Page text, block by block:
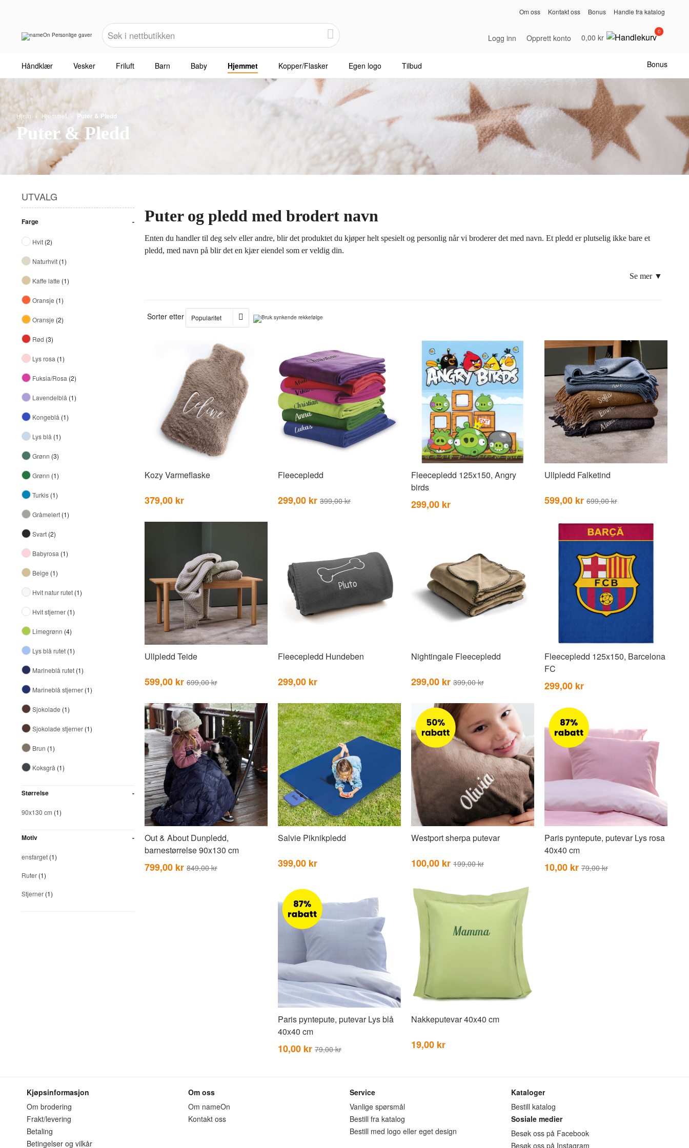
Om oss Kontakt oss Bonus Handle fra katalog
Logg inn Opprett konto 0,00 kr
0
Håndklær Vesker Friluft Barn Baby Hjemmet Kopper/Flasker Egen logo Tilbud Bonus
Hjem › Hjemmet › Puter & Pledd
Puter & Pledd
UTVALG
Farge
Hvit (2)
Naturhvit (1)
Kaffe latte (1)
Oransje (1)
Oransje (2)
Rød (3)
Lys rosa (1)
Fuksia/Rosa (2)
Lavendelblå (1)
Kongeblå (1)
Lys blå (1)
Grønn (3)
Grønn (1)
Turkis (1)
Gråmelert (1)
Svart (2)
Babyrosa (1)
Beige (1)
Hvit natur rutet (1)
Hvit stjerner (1)
Limegrønn (4)
Lys blå rutet (1)
Marineblå rutet (1)
Marineblå stjerner (1)
Sjokolade (1)
Sjokolade stjerner (1)
Brun (1)
Koksgrå (1)
Størrelse
90x130 cm (1)
Motiv
ensfarget (1)
Ruter (1)
Stjerner (1)
Puter og pledd med brodert navn
Enten du handler til deg selv eller andre, blir det produktet du kjøper helt spesielt og personlig når vi broderer det med navn. Et pledd er plutselig ikke bare et
pledd, med navn på blir det en kjær eiendel som er veldig din.
Ikke bare blir gaven til deg selv eller andre mer personlig, den synlige verdien og kvaliteten øker! Du tilkjennegir en spesiell omtanke når du sørger for at navnet
på mottageren er brodert på gaven du gir bort. Og selve broderingen er utført med en silkemyk tråd, som er farget i riktige fargetoner.
Dette er kvalitet som synes.
Et vanlig navn inneholder hundrevis av bittesmå sting. Skriften er rund og klassisk, med bokstaver som «står opp» fra pleddet og gir et nesten tredimensjonalt
inntrykk. ­Nettopp dét at skriften ligger litt oppå, gjør at det er veldig virkningsfullt å benytte nesten samme trådfarge som fargen på pleddet. Obs! All brodering
foregår i våre lokaler på Ryen i Oslo.
Nyhet: Ord og uttrykk!
Tenk deg et lekkert pledd i stuen, brodert med “HOME”. Eller en deilig pute til din bedre halvdel, brodert med “LOVE” eller noe annet koselig! Du bestemmer
hva som skal stå.
Se mer ▼
Sorter etter
Kozy Varmeflaske
379,00 kr
Fleecepledd
299,00 kr 399,00 kr
Fleecepledd 125x150, Angry
birds
299,00 kr
Ullpledd Falketind
599,00 kr 699,00 kr
Ullpledd Teide
599,00 kr 699,00 kr
Fleecepledd Hundeben
299,00 kr
Nightingale Fleecepledd
299,00 kr 399,00 kr
Fleecepledd 125x150, Barcelona
FC
299,00 kr
Out & About Dunpledd,
barnestørrelse 90x130 cm
799,00 kr 849,00 kr
Salvie Piknikpledd
399,00 kr
Westport sherpa putevar
100,00 kr 199,00 kr
Paris pyntepute, putevar Lys rosa
40x40 cm
10,00 kr 79,00 kr
Paris pyntepute, putevar Lys blå
40x40 cm
10,00 kr 79,00 kr
Nakkeputevar 40x40 cm
19,00 kr
Kjøpsinformasjon
Om brodering
Frakt/levering
Betaling
Betingelser og vilkår
Om oss
Om nameOn
Kontakt oss
Service
Vanlige spørsmål
Bestill fra katalog
Bestill med logo eller eget design
Kataloger
Bestill katalog
Sosiale medier
Besøk oss på Facebook
Besøk oss på Instagram